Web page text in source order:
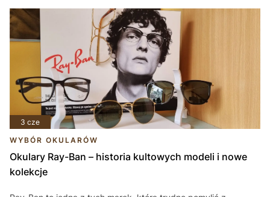
3 cze
WYBÓR OKULARÓW
Okulary Ray-Ban – historia kultowych modeli i nowe
kolekcje